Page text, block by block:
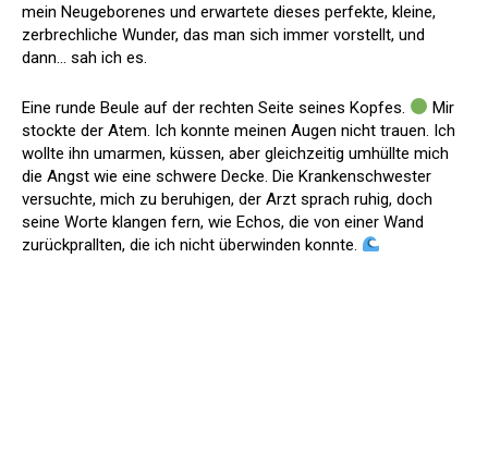
mein Neugeborenes und erwartete dieses perfekte, kleine,
zerbrechliche Wunder, das man sich immer vorstellt, und
dann… sah ich es.
Eine runde Beule auf der rechten Seite seines Kopfes.
Mir
stockte der Atem. Ich konnte meinen Augen nicht trauen. Ich
wollte ihn umarmen, küssen, aber gleichzeitig umhüllte mich
die Angst wie eine schwere Decke. Die Krankenschwester
versuchte, mich zu beruhigen, der Arzt sprach ruhig, doch
seine Worte klangen fern, wie Echos, die von einer Wand
zurückprallten, die ich nicht überwinden konnte.